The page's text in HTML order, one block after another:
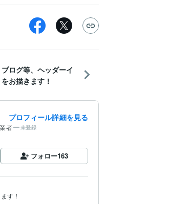
ログ等、ヘッダーイ
お描きます！
プロフィール詳細を見る
者 未登録
フォロー163
す！